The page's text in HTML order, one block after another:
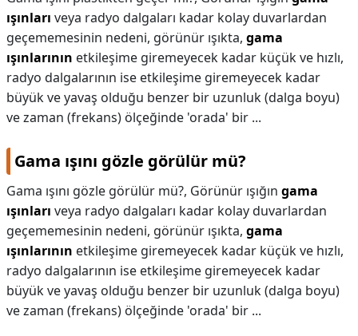
ışınları veya radyo dalgaları kadar kolay duvarlardan
geçememesinin nedeni, görünür ışıkta, gama
ışınlarının etkileşime giremeyecek kadar küçük ve hızlı,
radyo dalgalarının ise etkileşime giremeyecek kadar
büyük ve yavaş olduğu benzer bir uzunluk (dalga boyu)
ve zaman (frekans) ölçeğinde 'orada' bir ...
Gama ışını gözle görülür mü?
Gama ışını gözle görülür mü?, Görünür ışığın gama
ışınları veya radyo dalgaları kadar kolay duvarlardan
geçememesinin nedeni, görünür ışıkta, gama
ışınlarının etkileşime giremeyecek kadar küçük ve hızlı,
radyo dalgalarının ise etkileşime giremeyecek kadar
büyük ve yavaş olduğu benzer bir uzunluk (dalga boyu)
ve zaman (frekans) ölçeğinde 'orada' bir ...